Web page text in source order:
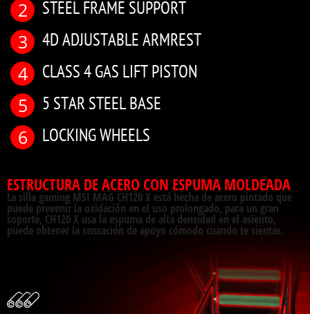
STEEL FRAME SUPPORT
4D ADJUSTABLE ARMREST
CLASS 4 GAS LIFT PISTON
5 STAR STEEL BASE
LOCKING WHEELS
ESTRUCTURA DE ACERO CON ESPUMA MOLDEADA
La silla gaming MSI MAG CH120 X está hecha de acero pintado que
puede prevenir la oxidación en el uso prolongado, para un gran
soporte, CH120 X usa la espuma de alta densidad en el asiento,
puede obtener la sensación de apoyo cómodo cuando te sientas.